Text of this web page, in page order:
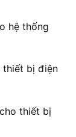
hệ thống
thiết bị điện
thiết bị